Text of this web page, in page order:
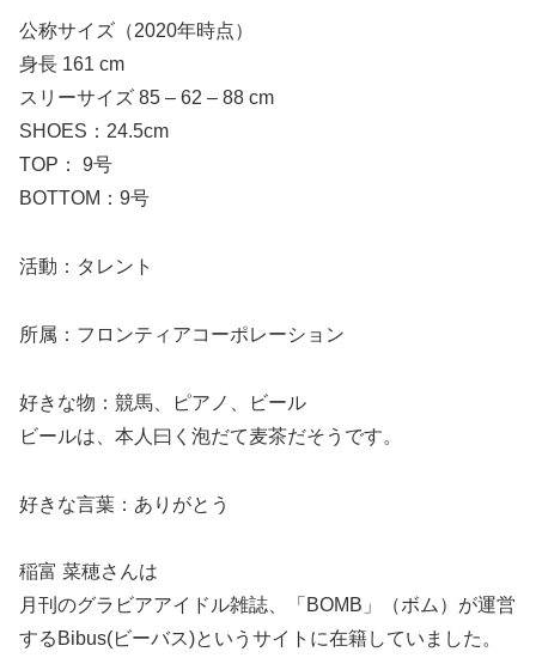
公称サイズ（2020年時点）
身長 161 cm
スリーサイズ 85 – 62 – 88 cm
SHOES：24.5cm
TOP： 9号
BOTTOM：9号
活動：タレント
所属：フロンティアコーポレーション
好きな物：競馬、ピアノ、ビール
ビールは、本人曰く泡だて麦茶だそうです。
好きな言葉：ありがとう
稲富 菜穂さんは
月刊のグラビアアイドル雑誌、「BOMB」（ボム）が運営
するBibus(ビーバス)というサイトに在籍していました。